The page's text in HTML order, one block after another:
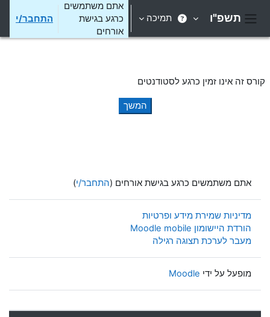
תשפ"ו תמיכה
אתם משתמשים
כרגע בגישת
אורחים
התחבר/י
קורס זה אינו זמין כרגע לסטודנטים
המשך
אתם משתמשים כרגע בגישת אורחים (התחבר/י)
מדיניות שמירת מידע ופרטיות
הורדת היישומון Moodle mobile
מעבר לערכת תצוגה רגילה
מופעל על ידי Moodle